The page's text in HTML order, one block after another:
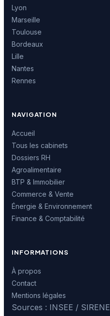
Lyon
Marseille
Toulouse
Bordeaux
Lille
Nantes
Rennes
NAVIGATION
Accueil
Tous les cabinets
Dossiers RH
Agroalimentaire
BTP & Immobilier
Commerce & Vente
Énergie & Environnement
Finance & Comptabilité
INFORMATIONS
À propos
Contact
Mentions légales
Sources : INSEE / SIRENE